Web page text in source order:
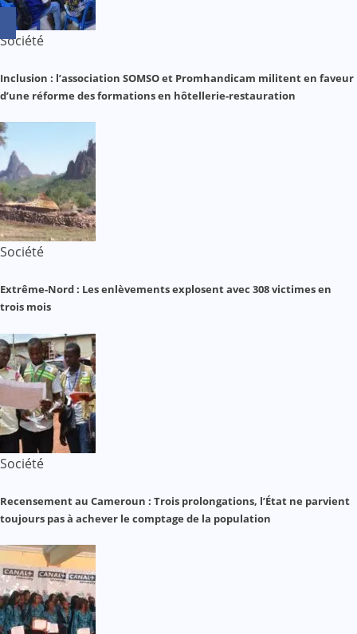
Société
Inclusion : l’association SOMSO et Promhandicam militent en faveur
d’une réforme des formations en hôtellerie-restauration
Société
Extrême-Nord : Les enlèvements explosent avec 308 victimes en
trois mois
Société
Recensement au Cameroun : Trois prolongations, l’État ne parvient
toujours pas à achever le comptage de la population